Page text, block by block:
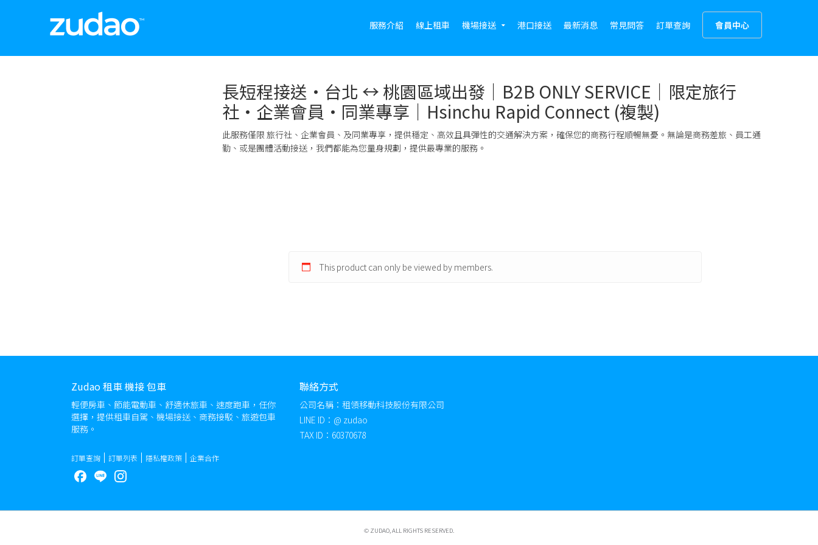
服務介紹 線上租車 機場接送 港口接送 最新消息 常見問答 訂單查詢 會員中心
長短程接送・台北 ↔︎ 桃園區域出發｜B2B ONLY SERVICE｜限定旅行
社・企業會員・同業專享｜Hsinchu Rapid Connect (複製)
此服務僅限 旅行社、企業會員、及同業專享，提供穩定、高效且具彈性的交通解決方案，確保您的商務行程順暢無憂。無論是商務差旅、員工通
勤、或是團體活動接送，我們都能為您量身規劃，提供最專業的服務。
This product can only be viewed by members.
Zudao 租車 機接 包車
輕便房車、節能電動車、舒適休旅車、速度跑車，任你
選擇，提供租車自駕、機場接送、商務接駁、旅遊包車
服務。
訂單查詢 訂單列表 隱私權政策 企業合作
聯絡方式
公司名稱：租領移動科技股份有限公司
LINE ID：@ zudao
TAX ID：60370678
© ZUDAO​, ALL RIGHTS RESERVED.